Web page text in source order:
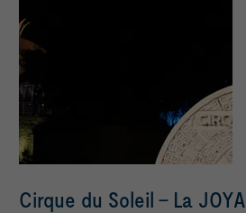
Cirque du Soleil – La JOYA